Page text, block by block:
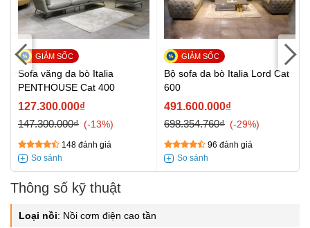
Sofa văng da bò Italia
PENTHOUSE Cat 400
127.300.000₫
147.300.000₫
-13%
148 đánh giá
Bộ sofa da bò Italia Lord Cat
600
491.600.000₫
698.354.760₫
-29%
96 đánh giá
Thông số kỹ thuật
Loại nồi: Nồi cơm điện cao tần